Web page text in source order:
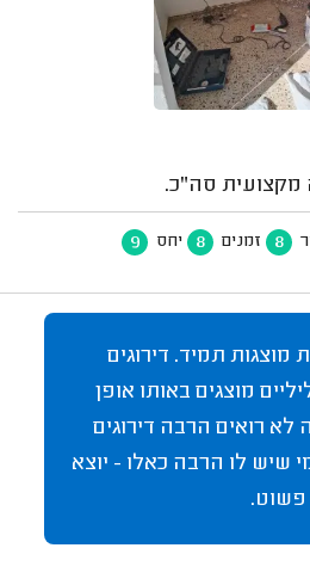
סה"כ.
8 זמנים 8 יחס 9
מוצגות תמיד. דירוגים
מוצגים באותו אופן
לא רואים הרבה דירוגים
שיש לו הרבה כאלו - יוצא